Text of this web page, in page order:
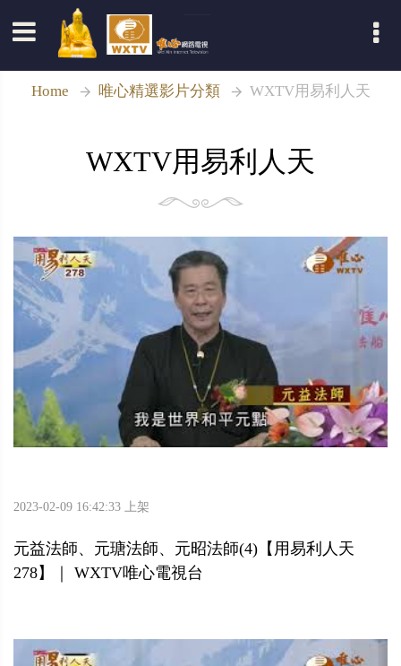
Home 唯心精選影片分類 WXTV用易利人天
WXTV用易利人天
2023-02-09 16:42:33 上架
元益法師、元瑭法師、元昭法師(4)【用易利人天
278】｜ WXTV唯心電視台